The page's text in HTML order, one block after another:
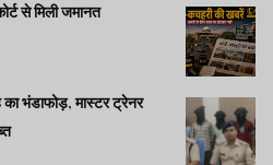
से मिली जमानत
भंडाफोड़, मास्टर ट्रेनर